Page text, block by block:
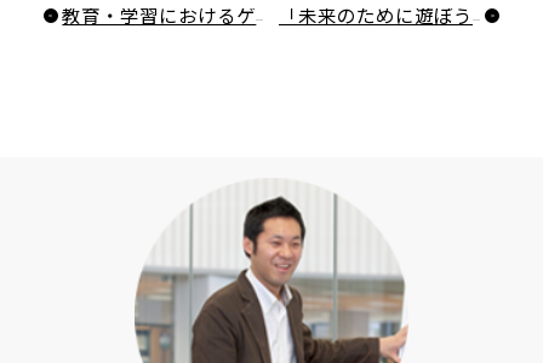
教育・学習におけるゲーミフィケーションは学習成果に寄与するのか？ 「未来のために遊ぼう」:キャリア学習におけるビデオゲームの役割